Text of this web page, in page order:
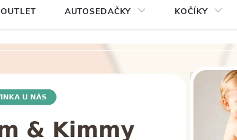
OUTLET AUTOSEDAČKY KOČÍKY